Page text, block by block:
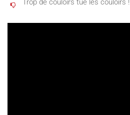
Trop de couloirs tue les couloirs !